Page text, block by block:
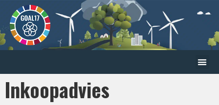
Inkoopadvies